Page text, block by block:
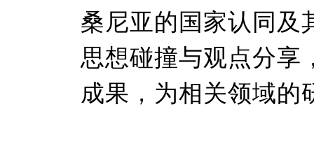
桑尼亚的国家认同及
思想碰撞与观点分享
成果，为相关领域的